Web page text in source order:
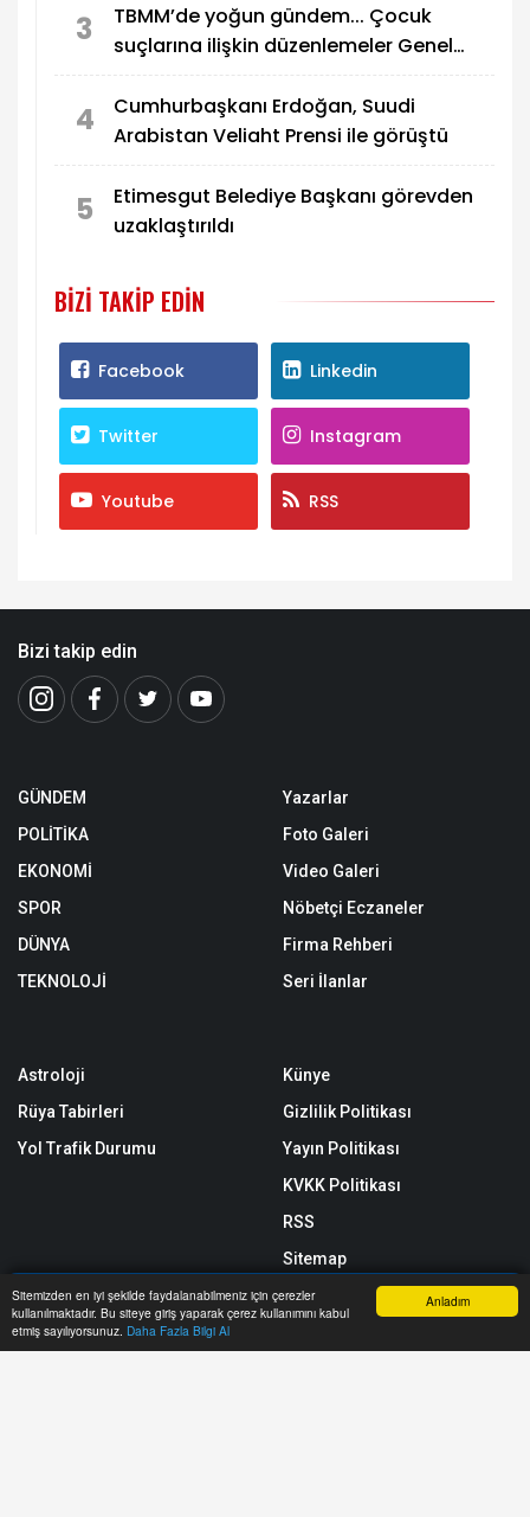
Anladım
Sitemizden en iyi şekilde faydalanabilmeniz için çerezler
kullanılmaktadır. Bu siteye giriş yaparak çerez kullanımını kabul
etmiş sayılıyorsunuz. Daha Fazla Bilgi Al
3
TBMM’de yoğun gündem... Çocuk
suçlarına ilişkin düzenlemeler Genel
4
Cumhurbaşkanı Erdoğan, Suudi
Arabistan Veliaht Prensi ile görüştü
5
Etimesgut Belediye Başkanı görevden
uzaklaştırıldı
BIZI TAKIP EDIN
Facebook Linkedin
Twitter Instagram
Youtube RSS
Bizi takip edin
GÜNDEM
POLİTİKA
EKONOMİ
SPOR
DÜNYA
TEKNOLOJİ
Yazarlar
Foto Galeri
Video Galeri
Nöbetçi Eczaneler
Firma Rehberi
Seri İlanlar
Astroloji
Rüya Tabirleri
Yol Trafik Durumu
Künye
Gizlilik Politikası
Yayın Politikası
KVKK Politikası
RSS
Sitemap
Sitene Ekle
Anasayfa Yazarlar Haber Ara İhbar Hattı Menu